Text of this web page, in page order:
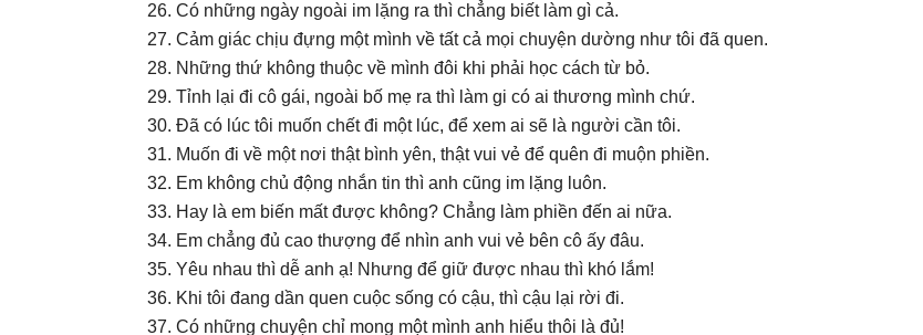
Có những ngày ngoài im lặng ra thì chẳng biết làm gì cả.
Cảm giác chịu đựng một mình về tất cả mọi chuyện dường như tôi đã quen.
Những thứ không thuộc về mình đôi khi phải học cách từ bỏ.
Tỉnh lại đi cô gái, ngoài bố mẹ ra thì làm gi có ai thương mình chứ.
Đã có lúc tôi muốn chết đi một lúc, để xem ai sẽ là người cần tôi.
Muốn đi về một nơi thật bình yên, thật vui vẻ để quên đi muộn phiền.
Em không chủ động nhắn tin thì anh cũng im lặng luôn.
Hay là em biến mất được không? Chẳng làm phiền đến ai nữa.
Em chẳng đủ cao thượng để nhìn anh vui vẻ bên cô ấy đâu.
Yêu nhau thì dễ anh ạ! Nhưng để giữ được nhau thì khó lắm!
Khi tôi đang dần quen cuộc sống có cậu, thì cậu lại rời đi.
Có những chuyện chỉ mong một mình anh hiểu thôi là đủ!